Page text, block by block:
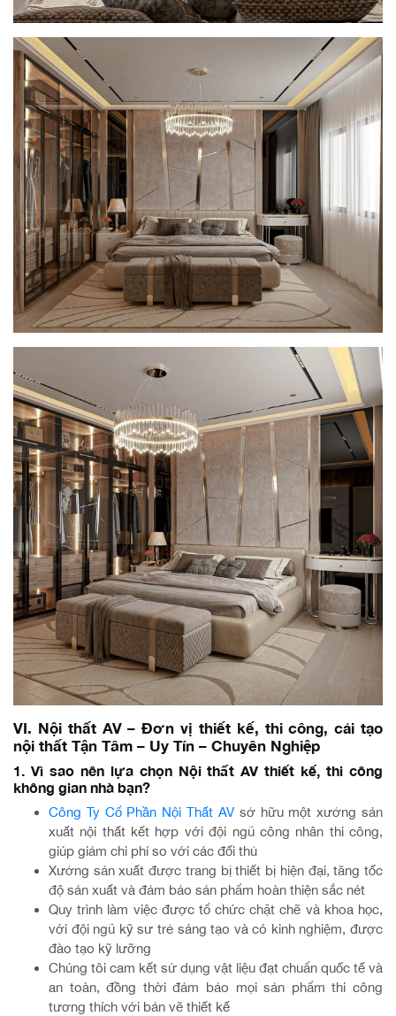
VI. Nội thất AV – Đơn vị thiết kế, thi công, cải tạo
nội thất Tận Tâm – Uy Tín – Chuyên Nghiệp
1. Vì sao nên lựa chọn Nội thất AV thiết kế, thi công
không gian nhà bạn?
Công Ty Cổ Phần Nội Thất AVsở hữu một xưởng sản
xuất nội thất kết hợp với đội ngũ công nhân thi công,
giúp giảm chi phí so với các đối thủ
Xưởng sản xuất được trang bị thiết bị hiện đại, tăng tốc
độ sản xuất và đảm bảo sản phẩm hoàn thiện sắc nét
Quy trình làm việc được tổ chức chặt chẽ và khoa học,
với đội ngũ kỹ sư trẻ sáng tạo và có kinh nghiệm, được
đào tạo kỹ lưỡng
Chúng tôi cam kết sử dụng vật liệu đạt chuẩn quốc tế và
an toàn, đồng thời đảm bảo mọi sản phẩm thi công
tương thích với bản vẽ thiết kế